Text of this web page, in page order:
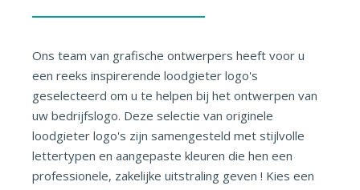
Ons team van grafische ontwerpers heeft voor u
een reeks inspirerende loodgieter logo's
geselecteerd om u te helpen bij het ontwerpen van
uw bedrijfslogo. Deze selectie van originele
loodgieter logo's zijn samengesteld met stijlvolle
lettertypen en aangepaste kleuren die hen een
professionele, zakelijke uitstraling geven ! Kies een